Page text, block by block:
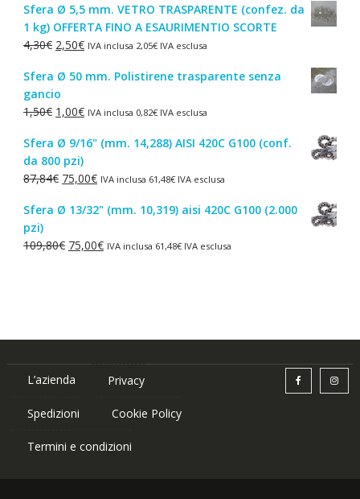
originale
era:
44,52€.
attuale
è:
38,00€.
Sfera Ø 5,5 mm. VETRO TRASPARENTE (confez. da
1 kg) OFFERTA FINO A ESAURIMENTIO SCORTE
4,30€ Il
originale
era:
4,30€.
2,50€Il
attuale
2,50€.
IVA inclusa 2,05€IVA esclusa
Sfera Ø 50 mm. Polistirene trasparente senza
gancio
1,50€ Il
originale
era:
1,50€.
1,00€Il
attuale
è:
1,00€.
IVA inclusa 0,82€IVA esclusa
Sfera Ø 9/16" (mm. 14,288) AISI 420C G100 (conf.
da 800 pzi)
87,84€ Il
originale
87,84€.
75,00€Il
attuale
75,00€.
IVA inclusa 61,48€IVA esclusa
Sfera Ø 13/32" (mm. 10,319) aisi 420C G100 (2.000
pzi)
109,80€ Il
75,00€IlIVA inclusa 61,48€IVA esclusa
L’azienda Privacy
Spedizioni Cookie Policy
Termini e condizioni